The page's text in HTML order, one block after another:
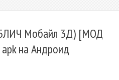
Мобайл 3Д) [МОД
на Андроид